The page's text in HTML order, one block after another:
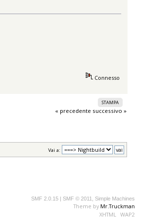
Connesso
STAMPA
« precedente successivo »
Vai a:
SMF 2.0.15 SMF © 2011 Simple Machines
Theme by Mr.Truckman
XHTML WAP2